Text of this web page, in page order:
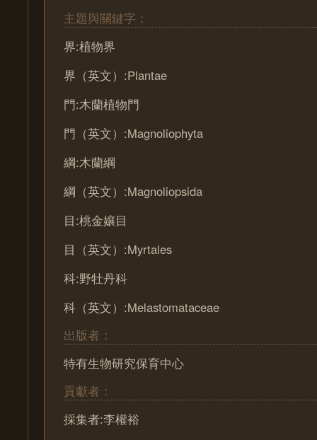
主題與關鍵字：
界:植物界
界（英文）:Plantae
門:木蘭植物門
門（英文）:Magnoliophyta
綱:木蘭綱
綱（英文）:Magnoliopsida
目:桃金孃目
目（英文）:Myrtales
科:野牡丹科
科（英文）:Melastomataceae
出版者：
特有生物研究保育中心
貢獻者：
採集者:李權裕